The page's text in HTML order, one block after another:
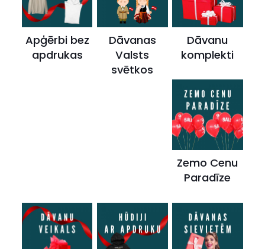
Apģērbi bez
apdrukas
Dāvanas
Valsts
svētkos
Dāvanu
komplekti
Zemo Cenu
Paradīze